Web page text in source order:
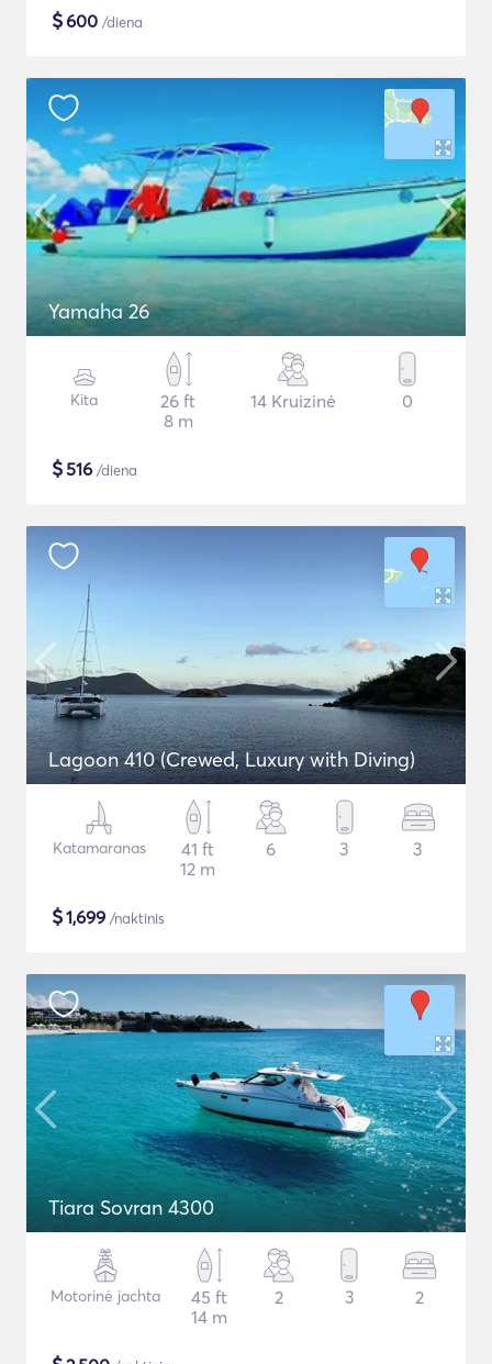
$600 /diena
Yamaha 26
Kita
26 ft
8 m
14 Kruizinė 0
$516 /diena
Lagoon 410 (Crewed, Luxury with Diving)
Katamaranas
41 ft
12 m
6 3 3
$1,699 /naktinis
Tiara Sovran 4300
Motorinė jachta
45 ft
14 m
2 3 2